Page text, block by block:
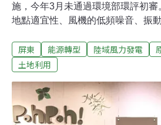
施，今年3月未通過環境部環評初
地點適宜性、風機的低頻噪音、振
對策，以及在地社區利害關係人的
料。開發業者6月到楓港社區舉辦第
會在砲聲隆隆中結束。開發業者希
9月1日於楓港德隆宮舉辦第三次說
自救會集結抗議，並揭露業者違法
屏東 能源轉型 陸域風力發電
土地利用